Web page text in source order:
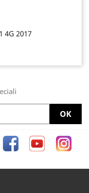
4G 2017
FacebookYouTube